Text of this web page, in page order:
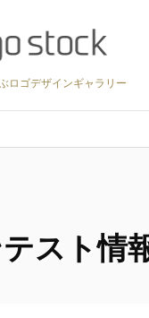
ロゴデザインギャラリー
スト情